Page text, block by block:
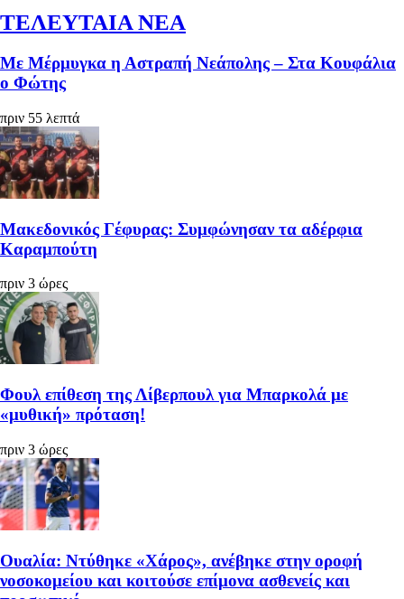
ΤΕΛΕΥΤΑΙΑ ΝΕΑ
Με Μέρμυγκα η Αστραπή Νεάπολης – Στα Κουφάλια
ο Φώτης
πριν 55 λεπτά
Μακεδονικός Γέφυρας: Συμφώνησαν τα αδέρφια
Καραμπούτη
πριν 3 ώρες
Φουλ επίθεση της Λίβερπουλ για Μπαρκολά με
«μυθική» πρόταση!
πριν 3 ώρες
Ουαλία: Ντύθηκε «Χάρος», ανέβηκε στην οροφή
νοσοκομείου και κοιτούσε επίμονα ασθενείς και